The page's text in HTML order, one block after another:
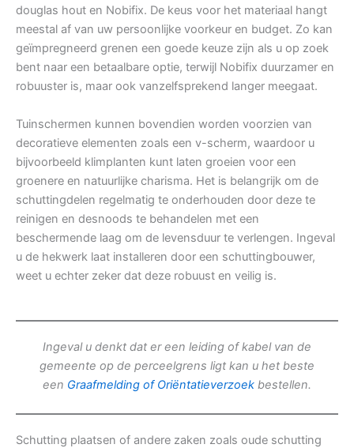
douglas hout en Nobifix. De keus voor het materiaal hangt
meestal af van uw persoonlijke voorkeur en budget. Zo kan
geïmpregneerd grenen een goede keuze zijn als u op zoek
bent naar een betaalbare optie, terwijl Nobifix duurzamer en
robuuster is, maar ook vanzelfsprekend langer meegaat.
Tuinschermen kunnen bovendien worden voorzien van
decoratieve elementen zoals een v-scherm, waardoor u
bijvoorbeeld klimplanten kunt laten groeien voor een
groenere en natuurlijke charisma. Het is belangrijk om de
schuttingdelen regelmatig te onderhouden door deze te
reinigen en desnoods te behandelen met een
beschermende laag om de levensduur te verlengen. Ingeval
u de hekwerk laat installeren door een schuttingbouwer,
weet u echter zeker dat deze robuust en veilig is.
Ingeval u denkt dat er een leiding of kabel van de
gemeente op de perceelgrens ligt kan u het beste
een Graafmelding of Oriëntatieverzoek bestellen.
Schutting plaatsen of andere zaken zoals oude schutting